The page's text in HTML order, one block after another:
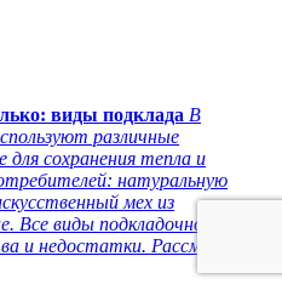
виды подклада В
различные
сохранения тепла и
натуральную
мех из
Все виды подкладочного
и недостатки. Рассмотрим